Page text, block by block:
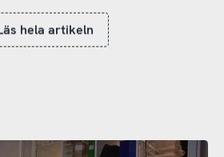
hela artikeln